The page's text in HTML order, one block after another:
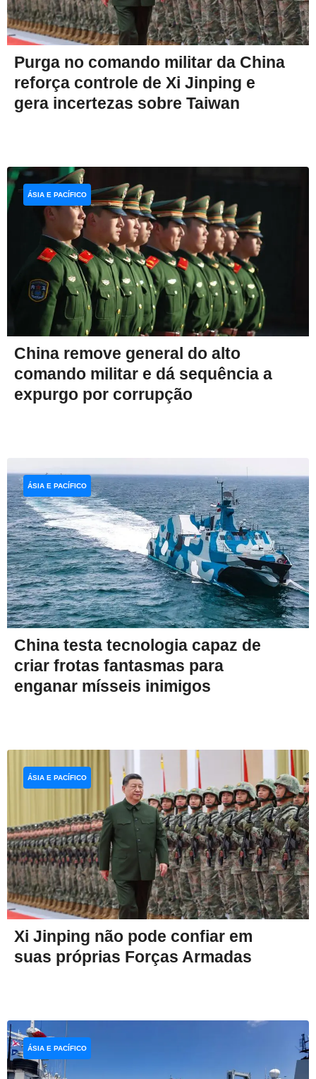
Purga no comando militar da China
reforça controle de Xi Jinping e
gera incertezas sobre Taiwan
China remove general do alto
comando militar e dá sequência a
expurgo por corrupção
ÁSIA E PACÍFICO
China testa tecnologia capaz de
criar frotas fantasmas para
enganar mísseis inimigos
ÁSIA E PACÍFICO
Xi Jinping não pode confiar em
suas próprias Forças Armadas
ÁSIA E PACÍFICO
ÁSIA E PACÍFICO